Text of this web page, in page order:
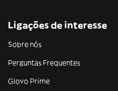
Ligações de interesse
Sobre nós
Perguntas Frequentes
Glovo Prime